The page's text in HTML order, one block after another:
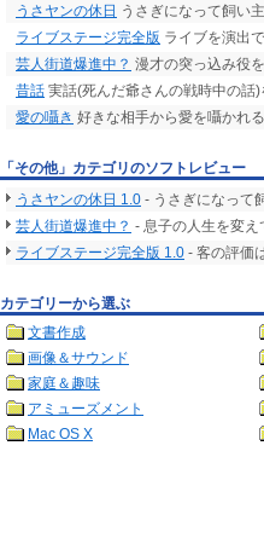
うさヤンの休日 うさぎになって飼い
ライブステージ完全版 ライブを演出
芸人街道爆進中？ 漫才の突っ込み役
昔話 実話(死んだ爺さんの戦時中の話
愛の囁き 好きな相手から愛を囁かれ
「その他」カテゴリのソフトレビュー
うさヤンの休日 1.0 - うさぎになって
芸人街道爆進中？ - 息子の人生を変え
ライブステージ完全版 1.0 - 客の評価
カテゴリーから選ぶ
文書作成
画像＆サウンド
家庭＆趣味
アミューズメント
Mac OS X